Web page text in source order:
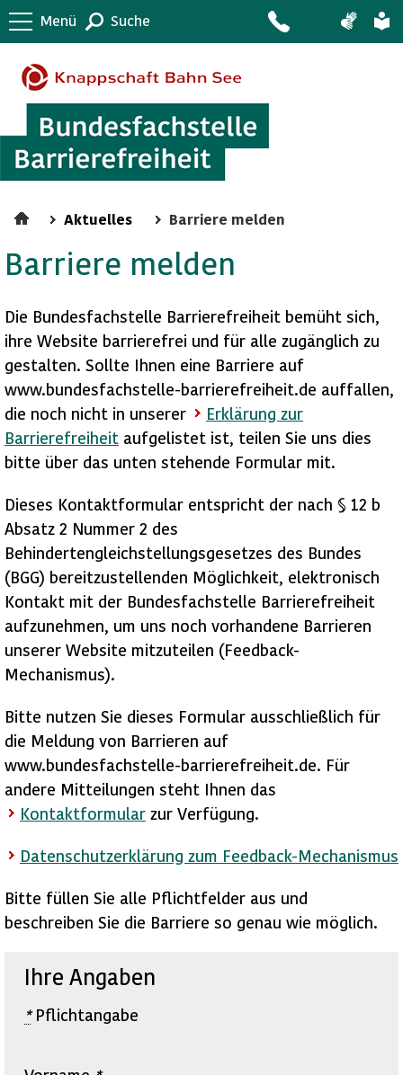
Menü Suche
Aktuelles Barriere melden
Barriere melden
Die Bundesfachstelle Barrierefreiheit bemüht sich,
ihre Website barrierefrei und für alle zugänglich zu
gestalten. Sollte Ihnen eine Barriere auf
www.bundesfachstelle-barrierefreiheit.de auffallen,
die noch nicht in unserer
Erklärung zur
Barrierefreiheit aufgelistet ist, teilen Sie uns dies
bitte über das unten stehende Formular mit.
Dieses Kontaktformular entspricht der nach § 12 b
Absatz 2 Nummer 2 des
Behindertengleichstellungsgesetzes des Bundes
(BGG) bereitzustellenden Möglichkeit, elektronisch
Kontakt mit der Bundesfachstelle Barrierefreiheit
aufzunehmen, um uns noch vorhandene Barrieren
unserer Website mitzuteilen (Feedback-
Mechanismus).
Bitte nutzen Sie dieses Formular ausschließlich für
die Meldung von Barrieren auf
www.bundesfachstelle-barrierefreiheit.de. Für
andere Mitteilungen steht Ihnen das
Kontaktformular zur Verfügung.
Datenschutzerklärung zum Feedback-Mechanismus
Bitte füllen Sie alle Pflichtfelder aus und
beschreiben Sie die Barriere so genau wie möglich.
Ihre Angaben
*Pflichtangabe